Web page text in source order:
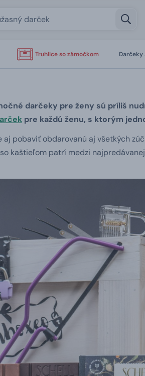
Truhlice so zámočkom Darčeky
darčeky pre ženy sú príliš
pre každú ženu, s ktorým
pobaviť obdarovanú aj všetkých
kaštieľom patrí medzi